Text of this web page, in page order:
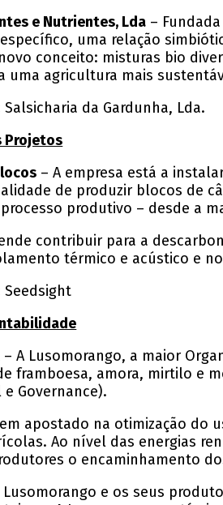
e Nutrientes, Lda –
uma relação
conceito: misturas bio
uma agricultura mais
da Gardunha, Lda.
Projetos
– A empresa está a
de produzir blocos de
produtivo – desde a
contribuir para a
térmico e acústico e
Seedsight
– A Lusomorango, a maior
framboesa, amora, mirtilo e
Governance).
apostado na otimização do
Ao nível das energias
o encaminhamento
Lusomorango e os seus